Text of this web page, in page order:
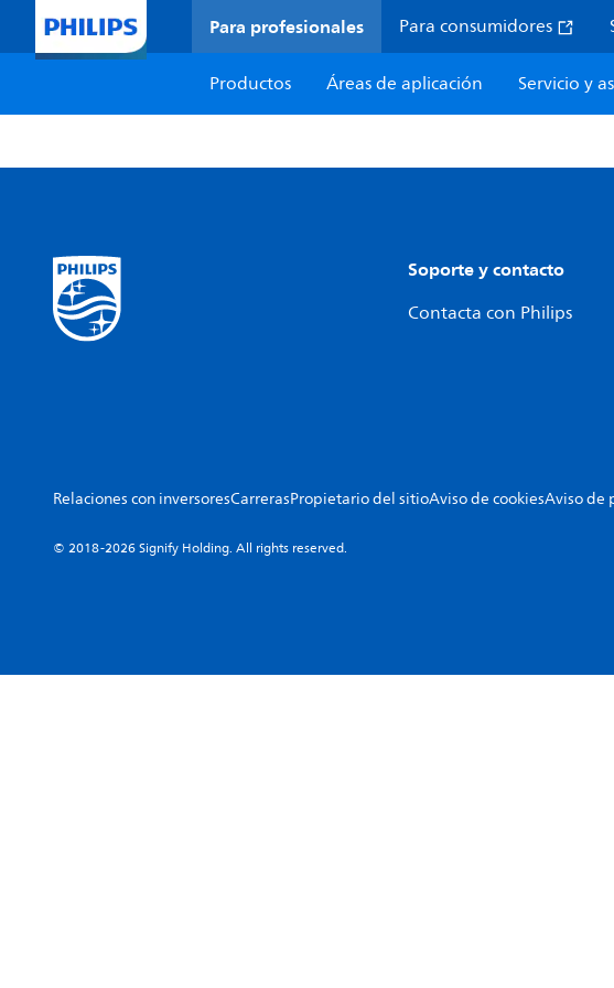
Para profesionales Para consumidores
Productos
Áreas de aplicación Servicio y
Soporte y contacto
Contacta con Philips
Relaciones con inversoresCarrerasPropietario del sitioAviso de cookiesAviso de
© 2018-2026 Signify Holding. All rights reserved.